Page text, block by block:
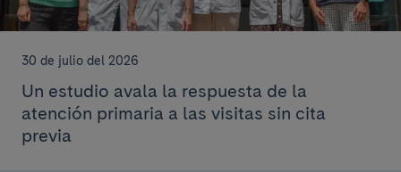
30 de julio del 2026
Un estudio avala la respuesta de la
atención primaria a las visitas sin cita
previa